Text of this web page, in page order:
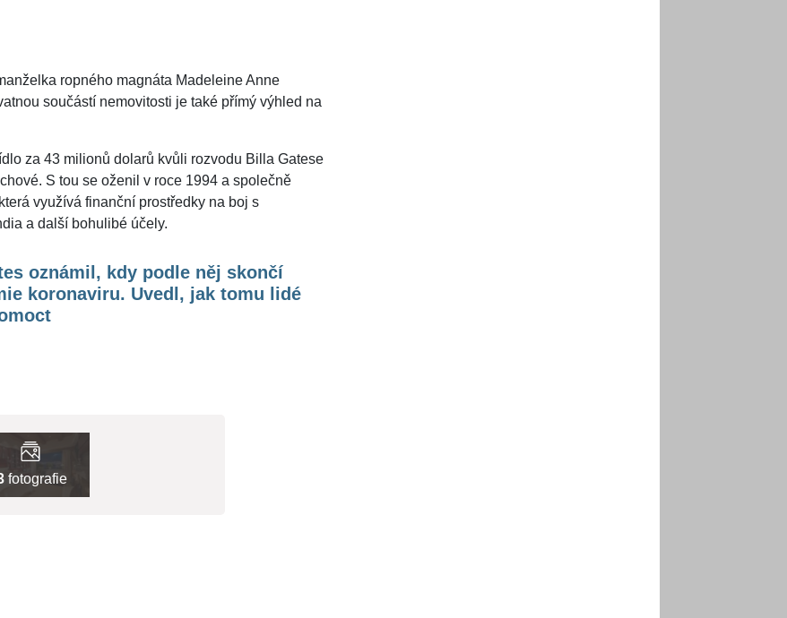
ropného magnáta Madeleine Anne
součástí nemovitosti je také přímý výhled na
za 43 milionů dolarů kvůli rozvodu Billa Gatese
S tou se oženil v roce 1994 a společně
využívá finanční prostředky na boj s
a další bohulibé účely.
oznámil, kdy podle něj skončí
koronaviru. Uvedl, jak tomu lidé
fotografie